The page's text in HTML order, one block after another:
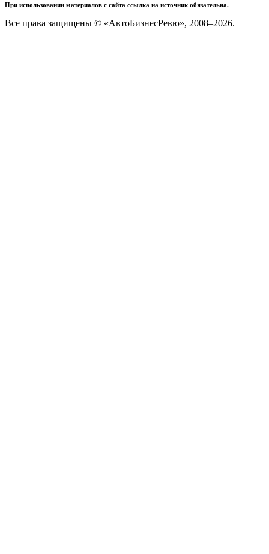
При использовании материалов с сайта ссылка на источник обязательна.
Все права защищены © «АвтоБизнесРевю», 2008–2026.